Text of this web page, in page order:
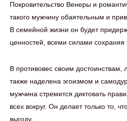
Покровительство Венеры и
такого мужчину обаятельным и
В семейной жизни он будет
ценностей, всеми силами сохраняя
В противовес своим достоинствам,
также наделена эгоизмом и
мужчина стремится диктовать
всех вокруг. Он делает только то,
выгоду.